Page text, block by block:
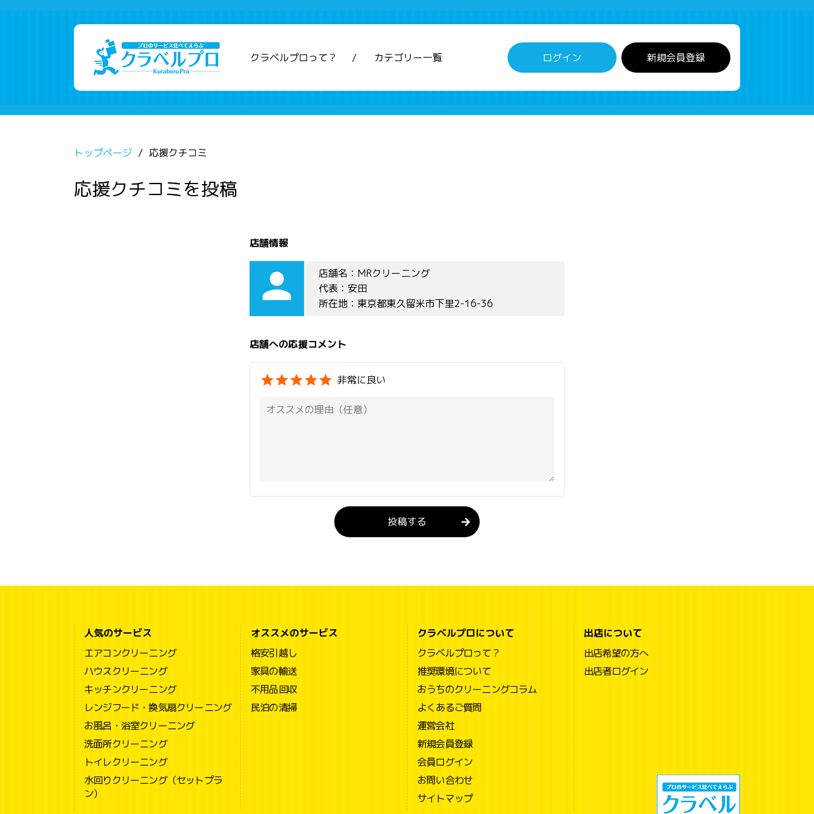
クラベルプロって？ カテゴリー一覧 ログイン 新規会員登録
トップページ 応援クチコミ
応援クチコミを投稿
店舗情報
person
店舗名：MRクリーニング
代表：安田
所在地：東京都東久留米市下里2-16-36
店舗への応援コメント
非常に良い
投稿する
人気のサービス
エアコンクリーニング
ハウスクリーニング
キッチンクリーニング
レンジフード・換気扇クリーニング
お風呂・浴室クリーニング
洗面所クリーニング
トイレクリーニング
水回りクリーニング（セットプラ
ン）
オススメのサービス
格安引越し
家具の輸送
不用品回収
民泊の清掃
クラベルプロについて
クラベルプロって？
推奨環境について
おうちのクリーニングコラム
よくあるご質問
運営会社
新規会員登録
会員ログイン
お問い合わせ
サイトマップ
出店について
出店希望の方へ
出店者ログイン